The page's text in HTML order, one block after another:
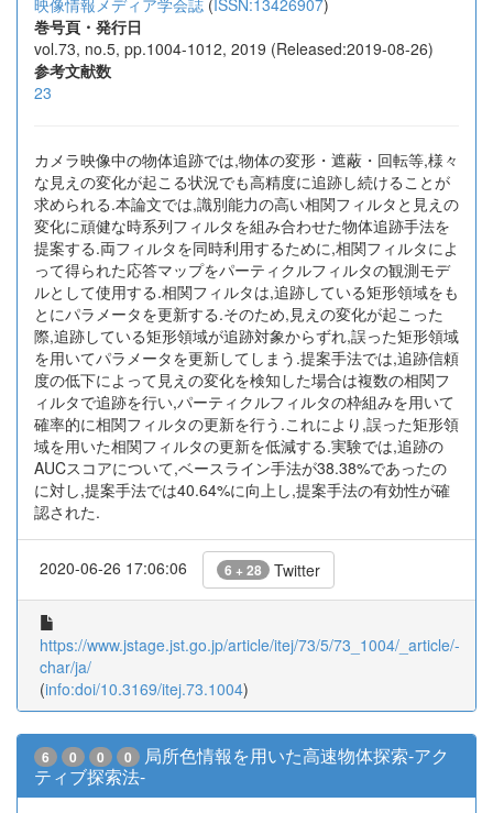
映像情報メディア学会誌 (ISSN:13426907)
巻号頁・発行日
vol.73, no.5, pp.1004-1012, 2019 (Released:2019-08-26)
参考文献数
23
カメラ映像中の物体追跡では,物体の変形・遮蔽・回転等,様々
な見えの変化が起こる状況でも高精度に追跡し続けることが
求められる.本論文では,識別能力の高い相関フィルタと見えの
変化に頑健な時系列フィルタを組み合わせた物体追跡手法を
提案する.両フィルタを同時利用するために,相関フィルタによ
って得られた応答マップをパーティクルフィルタの観測モデ
ルとして使用する.相関フィルタは,追跡している矩形領域をも
とにパラメータを更新する.そのため,見えの変化が起こった
際,追跡している矩形領域が追跡対象からずれ,誤った矩形領域
を用いてパラメータを更新してしまう.提案手法では,追跡信頼
度の低下によって見えの変化を検知した場合は複数の相関フ
ィルタで追跡を行い,パーティクルフィルタの枠組みを用いて
確率的に相関フィルタの更新を行う.これにより,誤った矩形領
域を用いた相関フィルタの更新を低減する.実験では,追跡の
AUCスコアについて,ベースライン手法が38.38%であったの
に対し,提案手法では40.64%に向上し,提案手法の有効性が確
認された.
2020-06-26 17:06:06 6 + 28 Twitter
https://www.jstage.jst.go.jp/article/itej/73/5/73_1004/_article/-
char/ja/
(info:doi/10.3169/itej.73.1004)
6 0 0 0
局所色情報を用いた高速物体探索-アク
ティブ探索法-